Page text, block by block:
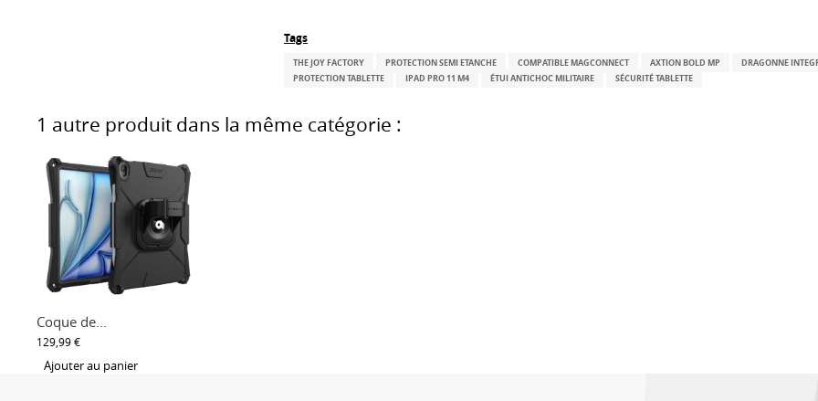
Tags
THE JOY FACTORY PROTECTION SEMI ETANCHE COMPATIBLE MAGCONNECT AXTION BOLD MP
DRAGONNE
PROTECTION TABLETTE
IPAD PRO 11 M4 ÉTUI ANTICHOC MILITAIRE SÉCURITÉ TABLETTE
1 autre produit dans la même catégorie :
Coque de...
129,99 €
Ajouter au panier